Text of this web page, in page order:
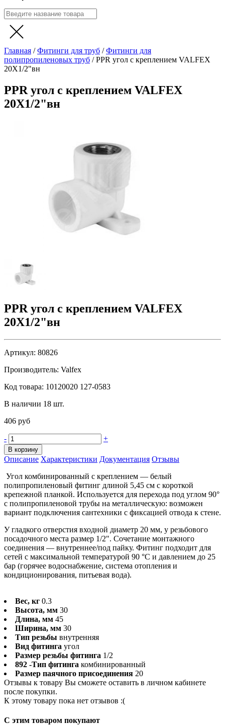
Главная /Фитинги для труб /Фитинги для
полипропиленовых труб /PPR угол с креплением VALFEX
20X1/2"вн
PPR угол с креплением VALFEX
20X1/2"вн
PPR угол с креплением VALFEX
20X1/2"вн
Артикул: 80826
Производитель: Valfex
Код товара: 10120020 127-0583
В наличии 18 шт.
406 руб
- +
В корзину
Описание Характеристики Документация Отзывы
Угол комбинированный с креплением — белый
полипропиленовый фитинг длиной 5,45 см с короткой
крепежной планкой. Используется для перехода под углом 90°
с полипропиленовой трубы на металлическую: возможен
вариант подключения сантехники с фиксацией отвода к стене.
У гладкого отверстия входной диаметр 20 мм, у резьбового
посадочного места размер 1/2". Сочетание монтажного
соединения — внутреннее/под пайку. Фитинг подходит для
сетей с максимальной температурой 90 °C и давлением до 25
бар (горячее водоснабжение, система отопления и
кондиционирования, питьевая вода).
Вес, кг 0.3
Высота, мм 30
Длина, мм 45
Ширина, мм 30
Тип резьбы внутренняя
Вид фитинга угол
Размер резьбы фитинга 1/2
892 -Тип фитинга комбинированный
Размер паячного присоединения 20
Отзывы к товару Вы сможете оставить в личном кабинете
после покупки.
К этому товару пока нет отзывов :(
C этим товаром покупают